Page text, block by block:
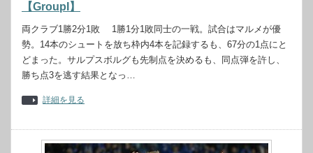
【GroupI】
両クラブ1勝2分1敗 1勝1分1敗同士の一戦。試合はマルメが優
勢。14本のシュートを放ち枠内4本を記録するも、67分の1点にと
どまった。サルプスボルグも先制点を決めるも、同点弾を許し、
勝ち点3を逃す結果となっ…
詳細を見る